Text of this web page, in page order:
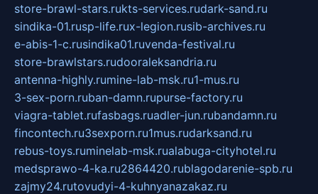
store-brawl-stars.rukts-services.rudark-sand.ru
sindika-01.rusp-life.rux-legion.rusib-archives.ru
e-abis-1-c.rusindika01.ruvenda-festival.ru
store-brawlstars.rudooraleksandria.ru
antenna-highly.rumine-lab-msk.ru1-mus.ru
3-sex-porn.ruban-damn.rupurse-factory.ru
viagra-tablet.rufasbags.ruadler-jun.rubandamn.ru
fincontech.ru3sexporn.ru1mus.rudarksand.ru
rebus-toys.ruminelab-msk.rualabuga-cityhotel.ru
medsprawo-4-ka.ru2864420.rublagodarenie-spb.ru
zajmy24.rutovudyi-4-kuhnyanazakaz.ru